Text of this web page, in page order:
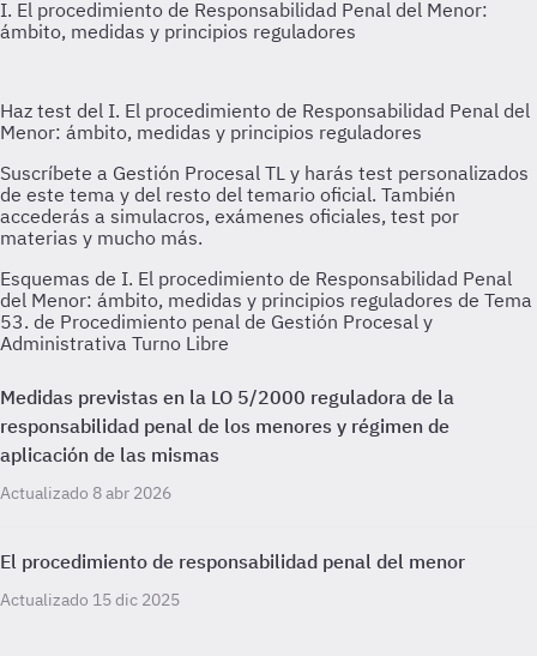
Esquemas de I. El procedimiento de Responsabilidad Penal
del Menor: ámbito, medidas y principios reguladores de Tema
53. de Procedimiento penal de Gestión Procesal y
Administrativa Turno Libre
Medidas previstas en la LO 5/2000 reguladora de la
responsabilidad penal de los menores y régimen de
aplicación de las mismas
Actualizado 8 abr 2026
El procedimiento de responsabilidad penal del menor
Actualizado 15 dic 2025